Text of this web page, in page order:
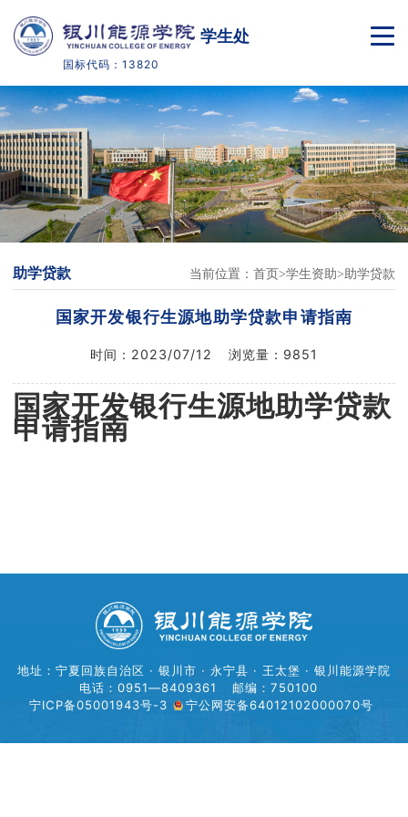
学生处
国标代码：13820
部门介绍
学籍管理
下载中心
学院官网
助学贷款 当前位置： 首页 学生资助 助学贷款
国家开发银行生源地助学贷款申请指南
时间： 2023/07/12 浏览量： 9851
国家开发银行生源地助学贷款
申请指南
地址：宁夏回族自治区 · 银川市 · 永宁县 · 王太堡 · 银川能源学院
电话：0951—8409361
邮编：750100
宁ICP备05001943号-3
宁公网安备64012102000070号